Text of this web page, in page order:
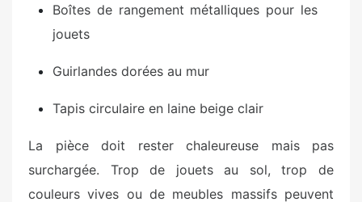
Boîtes de rangement métalliques pour les
jouets
Guirlandes dorées au mur
Tapis circulaire en laine beige clair
La pièce doit rester chaleureuse mais pas
surchargée. Trop de jouets au sol, trop de
couleurs vives ou de meubles massifs peuvent